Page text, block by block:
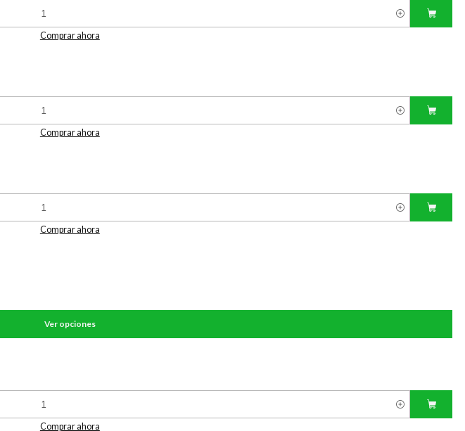
Comprar ahora
Comprar ahora
Comprar ahora
Ver opciones
Comprar ahora